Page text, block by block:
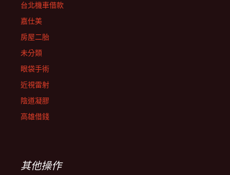
台北機車借款
嘉仕美
房屋二胎
未分類
眼袋手術
近視雷射
陰道凝膠
高雄借錢
其他操作